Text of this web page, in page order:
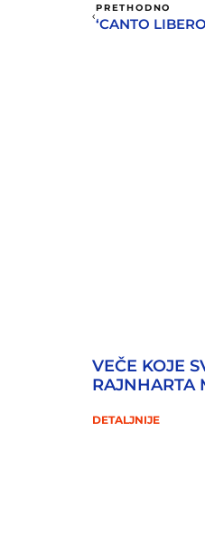
PRETHODNO
‘CANTO
VEČE KOJE
RAJNHARTA
DETALJNIJE